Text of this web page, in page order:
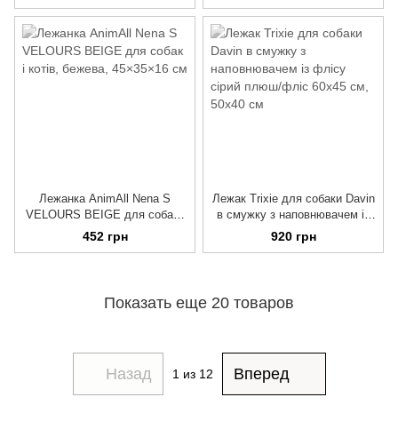
Лежанка AnimAll Nena S
VELOURS BEIGE для собак і
котів, бежева, 45×35×16 см
452 грн
Лежак Trixie для собаки Davin
в смужку з наповнювачем із
флісу сірий плюш/фліс 60х45
920 грн
Показать еще 20 товаров
Назад 1 из 12 Вперед